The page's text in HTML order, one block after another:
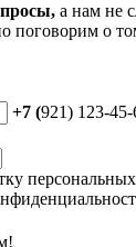
а нам не
поговорим о
+7 (921) 123-45-